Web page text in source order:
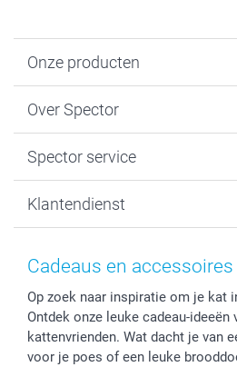
Onze producten
Kaartjes
Fotoboeken
Fotoprints, Fotoposter &
Fotokaders, Decoratie en Snoepjes
Stickers en Etiketten
Over Spector
Sitemap
Privacybeleid
Spector service
smartbonus
Mijn orderstatus
Klantendienst
Cadeaus en
Op zoek naar inspiratie om je kat
Ontdek onze leuke cadeau-ideeën
kattenvrienden. Wat dacht je van
voor je poes of een leuke